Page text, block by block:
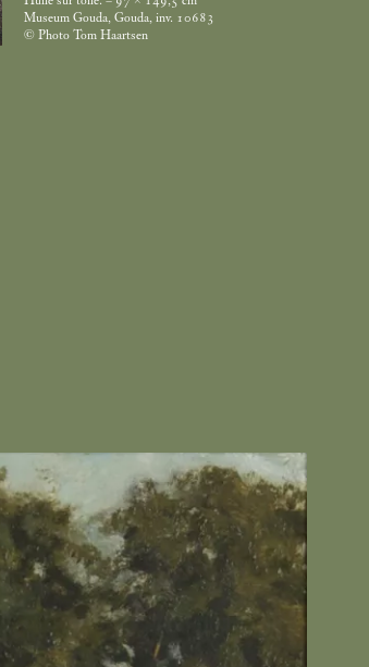
Museum Gouda, Gouda, inv. 10683
© Photo Tom Haartsen